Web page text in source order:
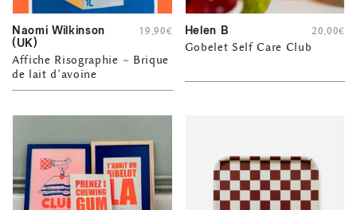
Naomi Wilkinson
(UK)
Affiche Risographie – Brique
de lait d’avoine
19,90€ Helen B
Gobelet Self Care Club
20,00€